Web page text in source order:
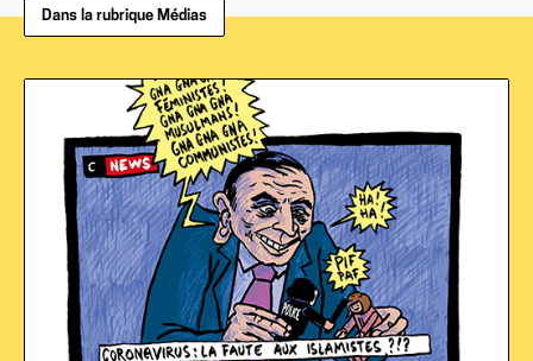
Dans la rubrique Médias